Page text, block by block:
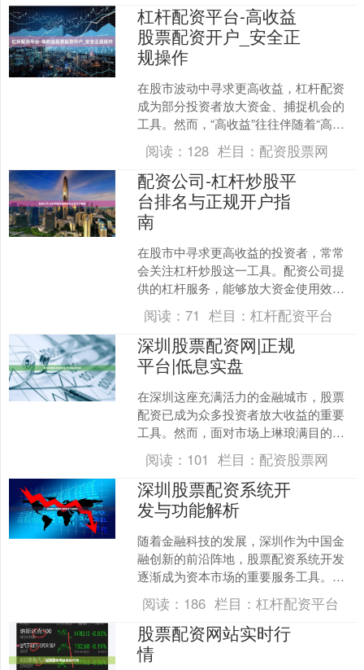
杠杆配资平台-高收益
股票配资开户_安全正
规操作
在股市波动中寻求更高收益，杠杆配资
成为部分投资者放大资金、捕捉机会的
工具。然而，“高收益”往往伴随着“高风
险”配资股票网，如何在追求收益的同时
确保资金安全与操作....
阅读： 128 栏目： 配资股票网
配资公司-杠杆炒股平
台排名与正规开户指
南
在股市中寻求更高收益的投资者，常常
会关注杠杆炒股这一工具。配资公司提
供的杠杆服务，能够放大资金使用效
率，但同时也伴随着更高的风险。选择
一家正规可靠的配资平台，是....
阅读：71 栏目：杠杆配资平台
深圳股票配资网|正规
平台|低息实盘
在深圳这座充满活力的金融城市，股票
配资已成为众多投资者放大收益的重要
工具。然而，面对市场上琳琅满目的配
资平台，如何选择一家正规、安全、低
息的平台，成为投资者最关....
阅读： 101 栏目： 配资股票网
深圳股票配资系统开
发与功能解析
随着金融科技的发展，深圳作为中国金
融创新的前沿阵地，股票配资系统开发
逐渐成为资本市场的重要服务工具。这
类系统通过技术手段连接资金方与投资
者，在合规框架下为用户提....
阅读： 186 栏目： 杠杆配资平台
股票配资网站实时行
情